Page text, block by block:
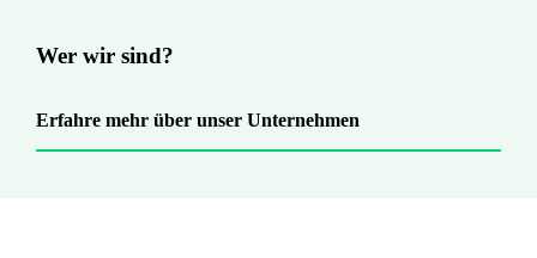
Wer wir sind?
Erfahre mehr über unser Unternehmen